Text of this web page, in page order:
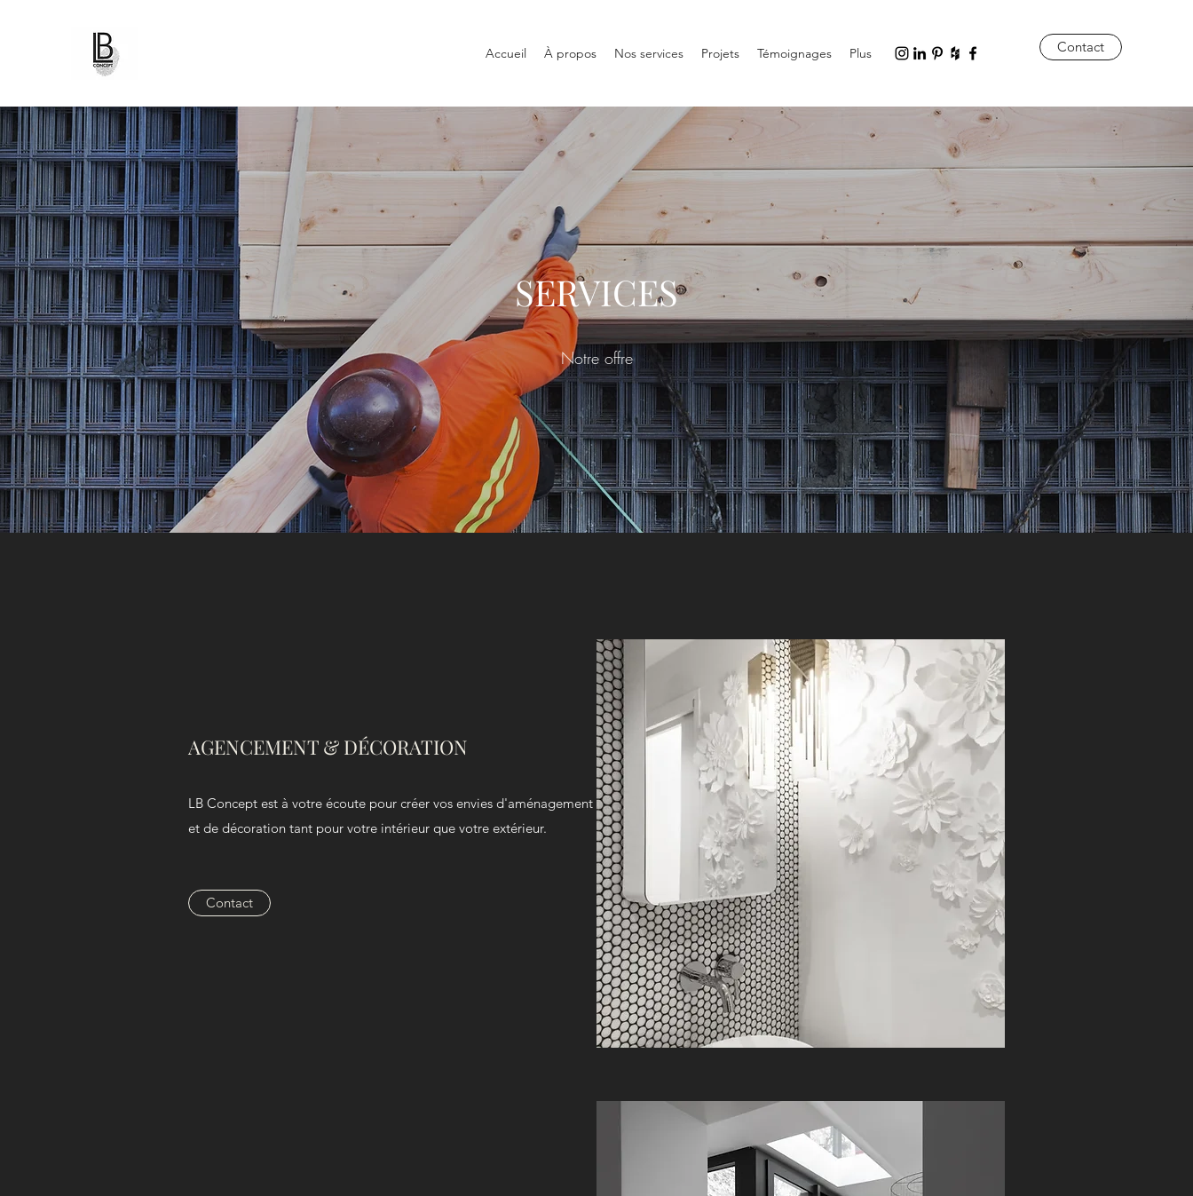
Accueil À propos Nos services Projets Témoignages Plus Contact
SERVICES
Notre offre
AGENCEMENT & DÉCORATION
LB Concept est à votre écoute pour créer vos envies d'aménagement
et de décoration tant pour votre intérieur que votre extérieur.
Contact